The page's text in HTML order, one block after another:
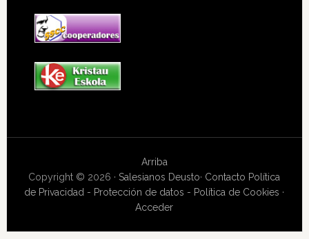
Arriba
Copyright © 2026 ·Salesianos Deusto· Contacto Política
de Privacidad - Protección de datos - Política de Cookies ·
Acceder